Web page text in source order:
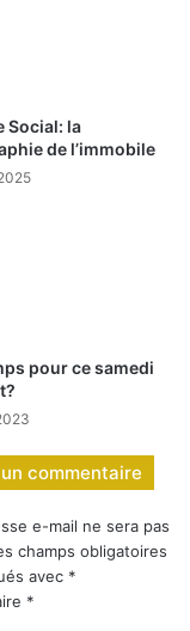
Social: la
de l’immobile
pour ce samedi
commentaire
e-mail ne sera pas
champs obligatoires
avec *
*